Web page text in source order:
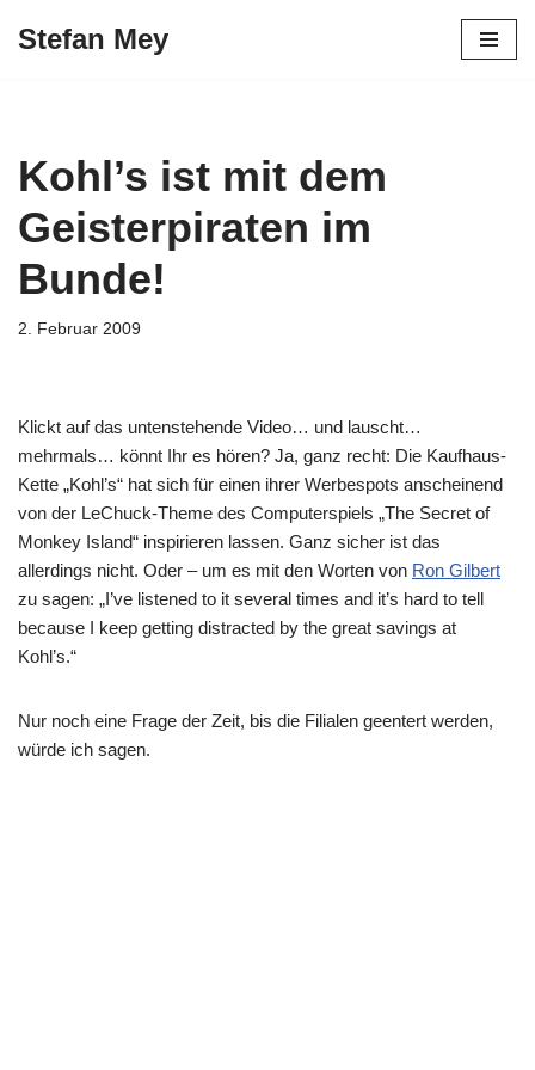
Stefan Mey
Kohl’s ist mit dem
Geisterpiraten im
Bunde!
2. Februar 2009
Klickt auf das untenstehende Video… und lauscht…
mehrmals… könnt Ihr es hören? Ja, ganz recht: Die Kaufhaus-
Kette „Kohl’s“ hat sich für einen ihrer Werbespots anscheinend
von der LeChuck-Theme des Computerspiels „The Secret of
Monkey Island“ inspirieren lassen. Ganz sicher ist das
allerdings nicht. Oder – um es mit den Worten von Ron Gilbert
zu sagen: „I’ve listened to it several times and it’s hard to tell
because I keep getting distracted by the great savings at
Kohl’s.“
Nur noch eine Frage der Zeit, bis die Filialen geentert werden,
würde ich sagen.